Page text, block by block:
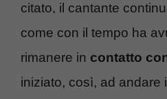
citato, il cantante
come con il tempo ha
rimanere in contatto
iniziato, così, ad andare